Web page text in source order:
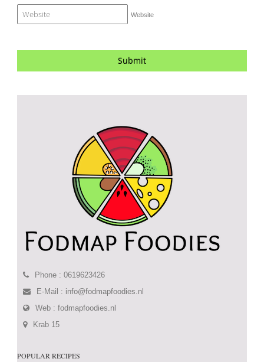
Website
Phone : 0619623426
E-Mail : info@fodmapfoodies.nl
Web :fodmapfoodies.nl
Krab 15
POPULAR RECIPES